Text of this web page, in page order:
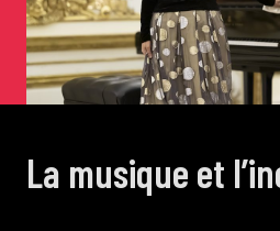
Concerts de
Scolaires /
Piano Solo Jazz
La musique et